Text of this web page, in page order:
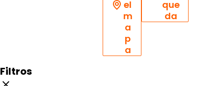
el
m
a
p
a
que
da
Filtros